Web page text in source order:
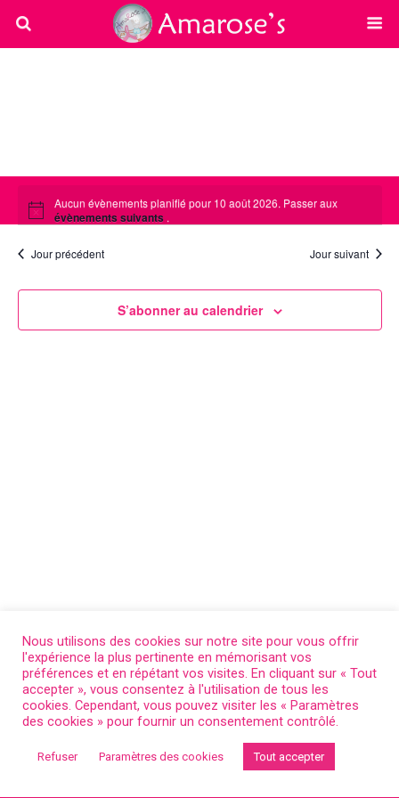
Aucun évènements planifié pour 10 août 2026. Passer aux
évènements suivants .
parvues
10/08/2026
Sélectionnez
Jour précédent Jour suivant
S’abonner au calendrier
Nous utilisons des cookies sur notre site pour vous offrir
l'expérience la plus pertinente en mémorisant vos
préférences et en répétant vos visites. En cliquant sur « Tout
accepter », vous consentez à l'utilisation de tous les
cookies. Cependant, vous pouvez visiter les « Paramètres
des cookies » pour fournir un consentement contrôlé.
Refuser Paramètres des cookies
Tout accepter
Retour au début